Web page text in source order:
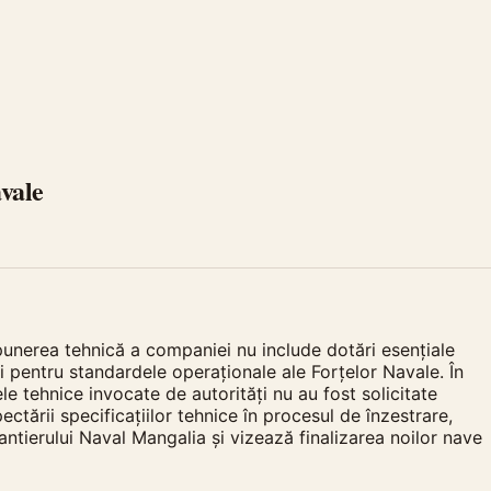
tehnică a companiei nu include dotări esențiale
standardele operaționale ale Forțelor Navale. În
tehnice invocate de autorități nu au fost solicitate
specificațiilor tehnice în procesul de înzestrare,
Naval Mangalia și vizează finalizarea noilor nave